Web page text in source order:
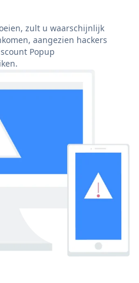
zult u waarschijnlijk
aangezien hackers
Popup